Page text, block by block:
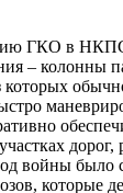
ГКО в
– колонны
дорог,
войны было
которые